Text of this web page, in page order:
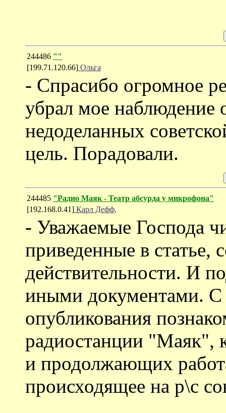
244486 ""
[199.71.120.66] Ольга
- Спрасибо огромное
убрал мое
недоделанных
цель. Порадовали.
244485 "Радио Маяк - Театр абсурда у микрофона"
[192.168.0.41] Карл Дефф,
- Уважаемые Господа
приведенные в статье,
действительности. И
иными документами. С
опубликования
радиостанции "Маяк",
и продолжающих
происходящее на р\с